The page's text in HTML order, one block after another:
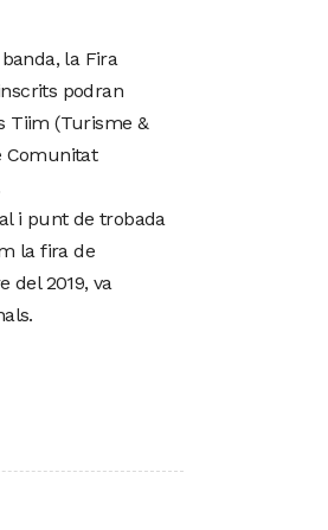
la Fira
podran
Tiim (Turisme &
Comunitat
i punt de trobada
la fira de
del 2019, va